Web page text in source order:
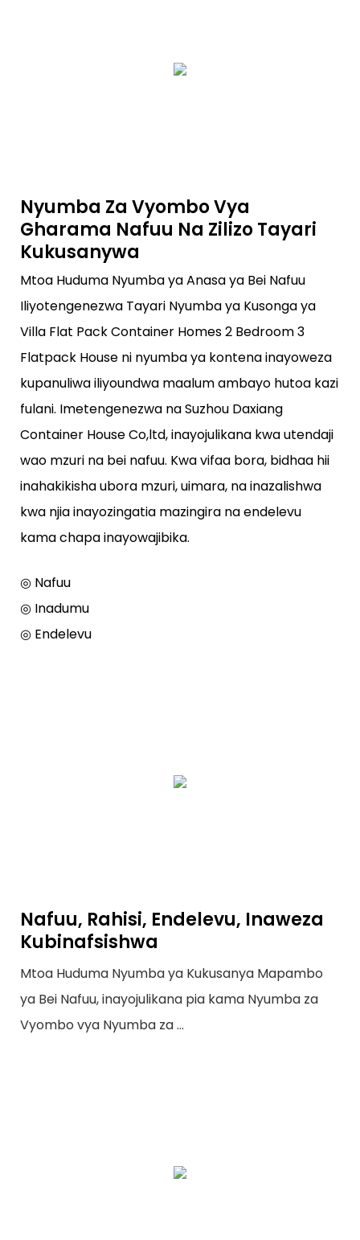
Nyumba Za Vyombo Vya
Gharama Nafuu Na Zilizo Tayari
Kukusanywa
Mtoa Huduma Nyumba ya Anasa ya Bei Nafuu
Iliyotengenezwa Tayari Nyumba ya Kusonga ya
Villa Flat Pack Container Homes 2 Bedroom 3
Flatpack House ni nyumba ya kontena inayoweza
kupanuliwa iliyoundwa maalum ambayo hutoa kazi
fulani. Imetengenezwa na Suzhou Daxiang
Container House Co,ltd, inayojulikana kwa utendaji
wao mzuri na bei nafuu. Kwa vifaa bora, bidhaa hii
inahakikisha ubora mzuri, uimara, na inazalishwa
kwa njia inayozingatia mazingira na endelevu
kama chapa inayowajibika.
◎ Nafuu
◎ Inadumu
◎ Endelevu
Nafuu, Rahisi, Endelevu, Inaweza
Kubinafsishwa
Mtoa Huduma Nyumba ya Kukusanya Mapambo
ya Bei Nafuu, inayojulikana pia kama Nyumba za
Vyombo vya Nyumba za ...